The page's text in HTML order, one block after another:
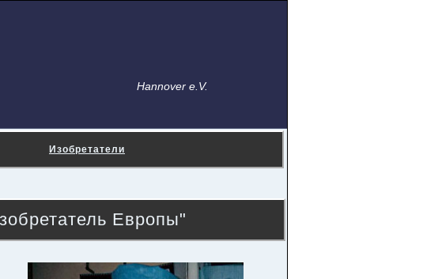
Hannover e.V.
Изобретатели
Европы"